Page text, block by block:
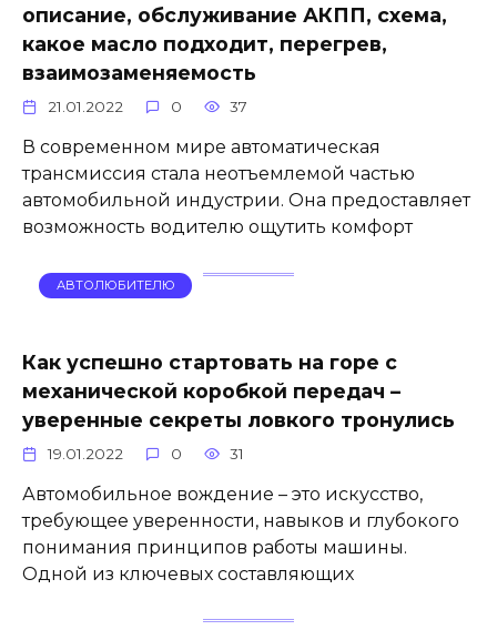
описание, обслуживание АКПП, схема,
какое масло подходит, перегрев,
взаимозаменяемость
21.01.2022 0 37
В современном мире автоматическая
трансмиссия стала неотъемлемой частью
автомобильной индустрии. Она предоставляет
возможность водителю ощутить комфорт
АВТОЛЮБИТЕЛЮ
Как успешно стартовать на горе с
механической коробкой передач –
уверенные секреты ловкого тронулись
19.01.2022 0 31
Автомобильное вождение – это искусство,
требующее уверенности, навыков и глубокого
понимания принципов работы машины.
Одной из ключевых составляющих